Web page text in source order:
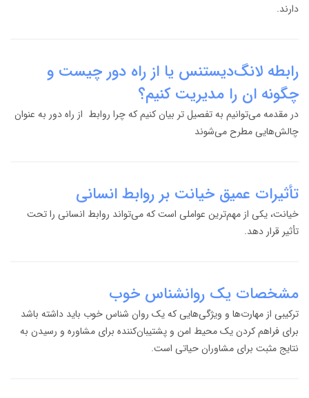
دارند.
رابطه لانگ‌دیستنس یا از راه دور چیست و
چگونه ان را مدیریت کنیم؟
در مقدمه می‌توانیم به تفصیل تر بیان کنیم که چرا روابط از راه دور به عنوان
چالش‌هایی مطرح می‌شوند
تأثیرات عمیق خیانت بر روابط انسانی
خیانت، یکی از مهم‌ترین عواملی است که می‌تواند روابط انسانی را تحت
تأثیر قرار دهد.
مشخصات یک روانشناس خوب
ترکیبی از مهارت‌ها و ویژگی‌هایی که یک روان‌ شناس خوب باید داشته باشد
برای فراهم کردن یک محیط امن و پشتیبان‌کننده برای مشاوره و رسیدن به
نتایج مثبت برای مشاوران حیاتی است.